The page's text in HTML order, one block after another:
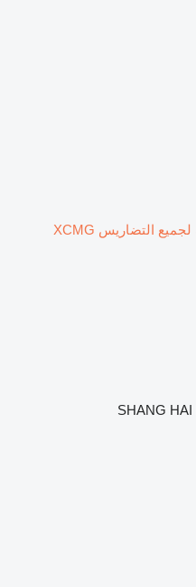
رافعة لجميع التضاريس XCMG
SHANG